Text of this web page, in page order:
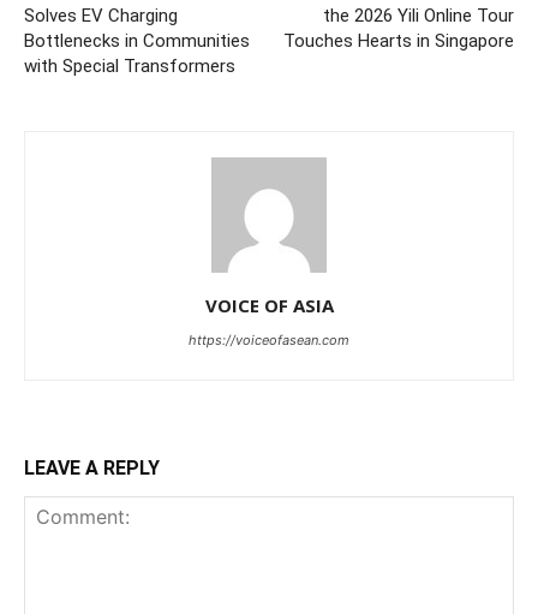
Solves EV Charging
Bottlenecks in Communities
with Special Transformers
the 2026 Yili Online Tour
Touches Hearts in Singapore
VOICE OF ASIA
https://voiceofasean.com
LEAVE A REPLY